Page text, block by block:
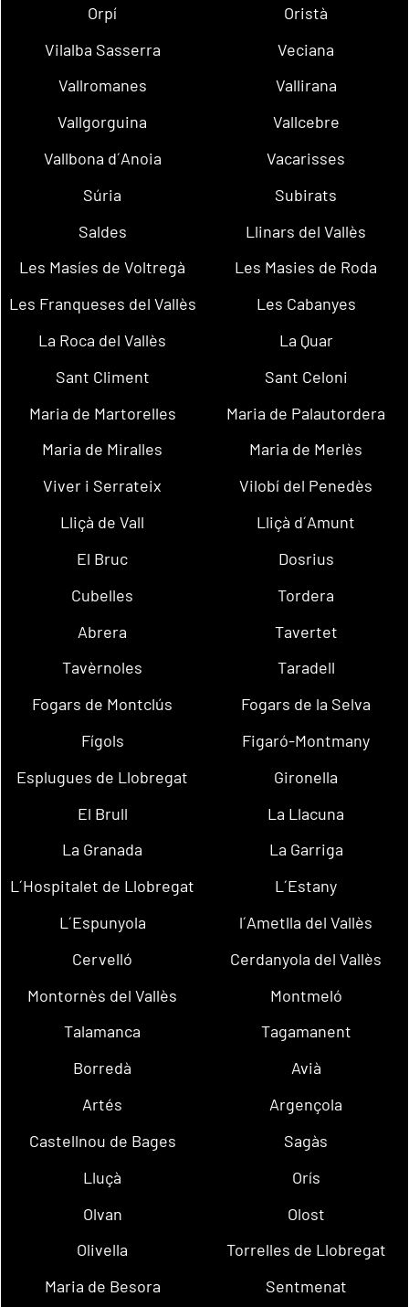
Orpí
Oristà
Vilalba Sasserra
Veciana
Vallromanes
Vallirana
Vallgorguina
Vallcebre
Vallbona d´Anoia
Vacarisses
Súria
Subirats
Saldes
Llinars del Vallès
Les Masíes de Voltregà
Les Masies de Roda
Les Franqueses del Vallès
Les Cabanyes
La Roca del Vallès
La Quar
Sant Climent
Sant Celoni
Maria de Martorelles
Maria de Palautordera
Maria de Miralles
Maria de Merlès
Viver i Serrateix
Vilobí del Penedès
Lliçà de Vall
Lliçà d´Amunt
El Bruc
Dosrius
Cubelles
Tordera
Abrera
Tavertet
Tavèrnoles
Taradell
Fogars de Montclús
Fogars de la Selva
Fígols
Figaró-Montmany
Esplugues de Llobregat
Gironella
El Brull
La Llacuna
La Granada
La Garriga
L´Hospitalet de Llobregat
L´Estany
L´Espunyola
l´Ametlla del Vallès
Cervelló
Cerdanyola del Vallès
Montornès del Vallès
Montmeló
Talamanca
Tagamanent
Borredà
Avià
Artés
Argençola
Castellnou de Bages
Sagàs
Lluçà
Orís
Olvan
Olost
Olivella
Torrelles de Llobregat
Maria de Besora
Sentmenat